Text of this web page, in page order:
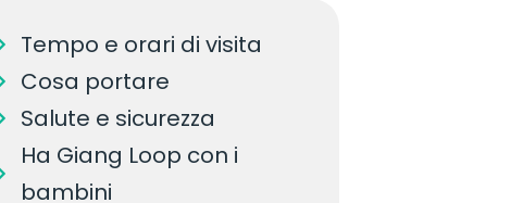
Tempo e orari di visita
Cosa portare
Salute e sicurezza
Ha Giang Loop con i
bambini